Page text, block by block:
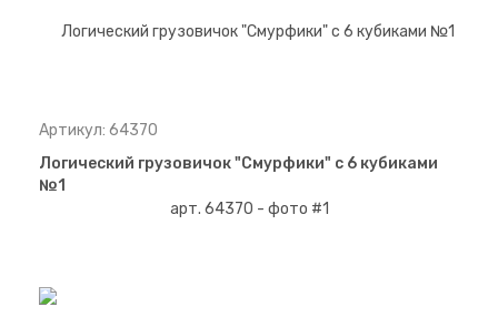
Артикул: 64370
Логический грузовичок "Смурфики" с 6 кубиками
№1